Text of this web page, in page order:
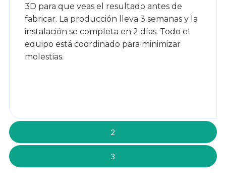
2
3
3D para que veas el resultado antes de
fabricar. La producción lleva 3 semanas y la
instalación se completa en 2 días. Todo el
equipo está coordinado para minimizar
molestias.